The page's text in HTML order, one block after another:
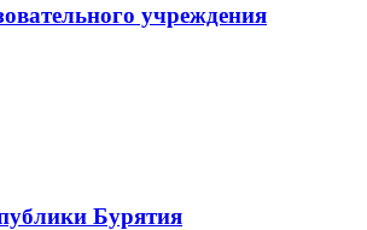
учреждения
Бурятия